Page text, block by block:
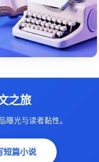
之旅
曝光与读者黏性。
短篇小说